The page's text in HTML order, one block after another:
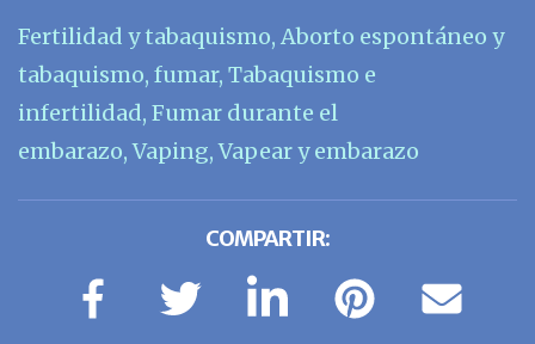
Fertilidad y tabaquismo, Aborto espontáneo y
tabaquismo, fumar, Tabaquismo e
infertilidad, Fumar durante el
embarazo,Vaping,Vapear y embarazo
COMPARTIR: